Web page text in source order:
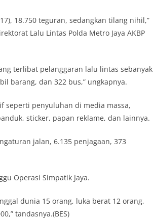
18.750 teguran, sedangkan tilang nihil,”
Lalu Lintas Polda Metro Jaya AKBP
terlibat pelanggaran lalu lintas sebanyak
barang, dan 322 bus,” ungkapnya.
seperti penyuluhan di media massa,
sticker, papan reklame, dan lainnya.
jalan, 6.135 penjagaan, 373
Operasi Simpatik Jaya.
dunia 15 orang, luka berat 12 orang,
tandasnya.(BES)